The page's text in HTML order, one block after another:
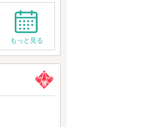
もっと見る